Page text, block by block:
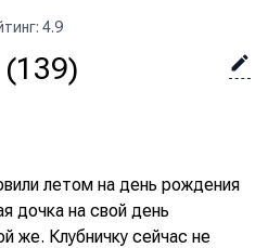
: 4.9
(139)
летом на день рождения
дочка на свой день
же. Клубничку сейчас не